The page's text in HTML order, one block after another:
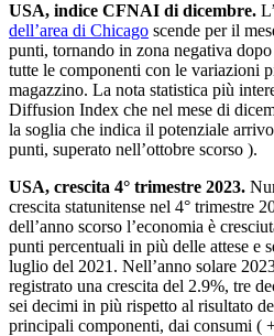
USA, indice CFNAI di dicembre.
dell’area di Chicago scende per il
punti, tornando in zona negativa
tutte le componenti con le variazioni
magazzino. La nota statistica più
Diffusion Index che nel mese di
la soglia che indica il potenziale
punti, superato nell’ottobre scorso ).
USA, crescita 4° trimestre 2023.
crescita statunitense nel 4° trimestre
dell’anno scorso l’economia è
punti percentuali in più delle attese e
luglio del 2021. Nell’anno solare
registrato una crescita del 2.9%, tre
sei decimi in più rispetto al risultato
principali componenti, dai consumi (